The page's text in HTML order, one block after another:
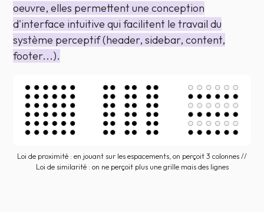
oeuvre, elles permettent une conception
d'interface intuitive qui facilitent le travail du
système perceptif (header, sidebar, content,
footer...).
Loi de proximité : en jouant sur les espacements, on perçoit 3 colonnes //
Loi de similarité : on ne perçoit plus une grille mais des lignes